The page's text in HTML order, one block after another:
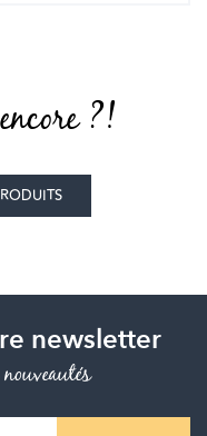
?!
newsletter